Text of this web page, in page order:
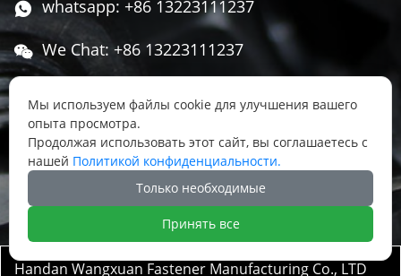
 whatsapp: +86 13223111237
 We Chat: +86 13223111237
Чжоуцунь, поселок Сису, район Юннянь,
город Ханьдань, провинция Хэбэй, Китай

Handan Wangxuan Fastener Manufacturing Co., LTD
Мы используем файлы cookie для улучшения вашего
опыта просмотра.
Продолжая использовать этот сайт, вы соглашаетесь с
нашей Политикой конфиденциальности.
Только необходимые
Принять все